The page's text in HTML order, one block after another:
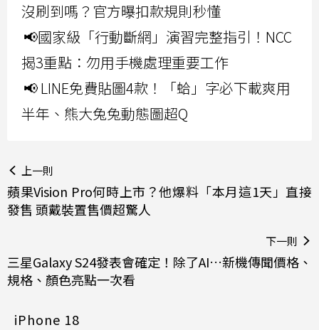
沒刷到嗎？官方曝扣款規則秒懂
📢國家級「行動斷網」演習完整指引！NCC
揭3重點：勿用手機處理重要工作
📢 LINE免費貼圖4款！「蛤」字必下載爽用
半年、熊大兔兔動態圖超Q
上一則
蘋果Vision Pro何時上市？他爆料「本月這1天」直接
發售 頭戴裝置售價超驚人
下一則
三星Galaxy S24發表會確定！除了AI…新機傳聞價格、
規格、顏色亮點一次看
iPhone 18